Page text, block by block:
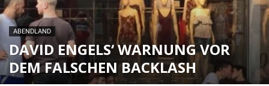
ABENDLAND
DAVID ENGELS‘ WARNUNG VOR
DEM FALSCHEN BACKLASH